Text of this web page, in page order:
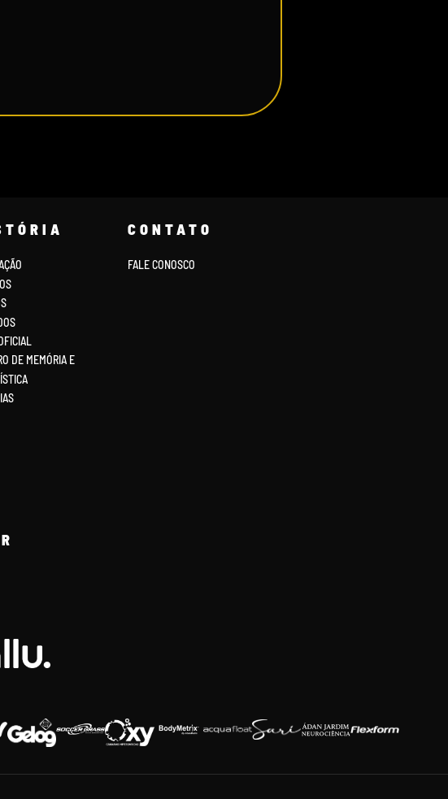
DE MEMÓRIA E
CONTATO
FALE CONOSCO